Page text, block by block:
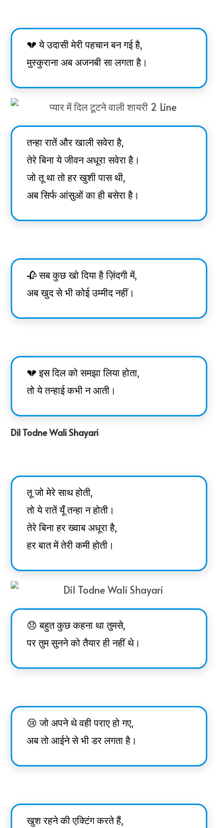
💔 ये उदासी मेरी पहचान बन गई है,
मुस्कुराना अब अजनबी सा लगता है।
तन्हा रातें और खाली सवेरा है,
तेरे बिना ये जीवन अधूरा सवेरा है।
जो तू था तो हर खुशी पास थी,
अब सिर्फ आंसुओं का ही बसेरा है।
🥀 सब कुछ खो दिया है ज़िंदगी में,
अब खुद से भी कोई उम्मीद नहीं।
💔 इस दिल को समझा लिया होता,
तो ये तन्हाई कभी न आती।
Dil Todne Wali Shayari
तू जो मेरे साथ होती,
तो ये रातें यूँ तन्हा न होती।
तेरे बिना हर ख्वाब अधूरा है,
हर बात में तेरी कमी होती।
😞 बहुत कुछ कहना था तुमसे,
पर तुम सुनने को तैयार ही नहीं थे।
😢 जो अपने थे वही पराए हो गए,
अब तो आईने से भी डर लगता है।
खुश रहने की एक्टिंग करते हैं,